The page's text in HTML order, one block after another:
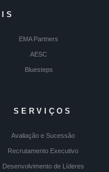
EMA Partners
AESC
Bluesteps
SERVIÇOS
Avaliação e Sucessão
Recrutamento Executivo
Desenvolvimento de Líderes